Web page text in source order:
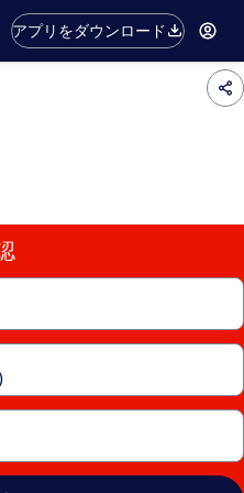
アプリをダウンロード